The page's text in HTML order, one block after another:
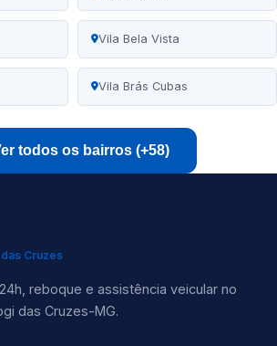
Vila Bela Vista
Vila Brás Cubas
todos os bairros (+58)
Cruzes
reboque e assistência veicular no
das Cruzes-MG.